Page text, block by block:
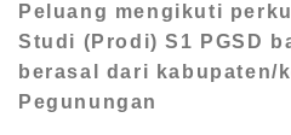
Peluang mengikuti
Studi (Prodi) S1 PGSD
berasal dari kabupaten/
Pegunungan